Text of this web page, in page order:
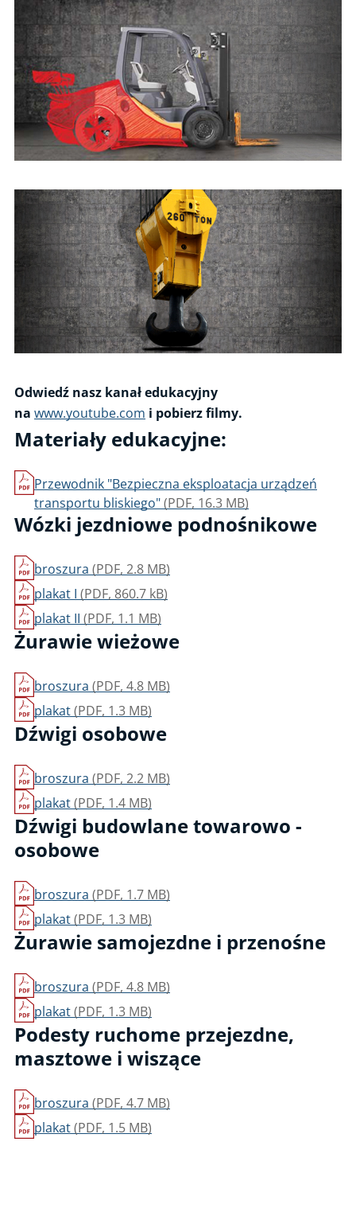
Odwiedź nasz kanał edukacyjny
na www.youtube.com i pobierz filmy.
Materiały edukacyjne:
Przewodnik "Bezpieczna eksploatacja urządzeń
transportu bliskiego"(PDF, 16.3 MB)
Wózki jezdniowe podnośnikowe
broszura (PDF, 2.8 MB)
plakat I (PDF, 860.7 kB)
plakat II (PDF, 1.1 MB)
Żurawie wieżowe
broszura (PDF, 4.8 MB)
plakat(PDF, 1.3 MB)
Dźwigi osobowe
broszura (PDF, 2.2 MB)
plakat(PDF, 1.4 MB)
Dźwigi budowlane towarowo -
osobowe
broszura (PDF, 1.7 MB)
plakat(PDF, 1.3 MB)
Żurawie samojezdne i przenośne
broszura (PDF, 4.8 MB)
plakat(PDF, 1.3 MB)
Podesty ruchome przejezdne,
masztowe i wiszące
broszura (PDF, 4.7 MB)
plakat(PDF, 1.5 MB)